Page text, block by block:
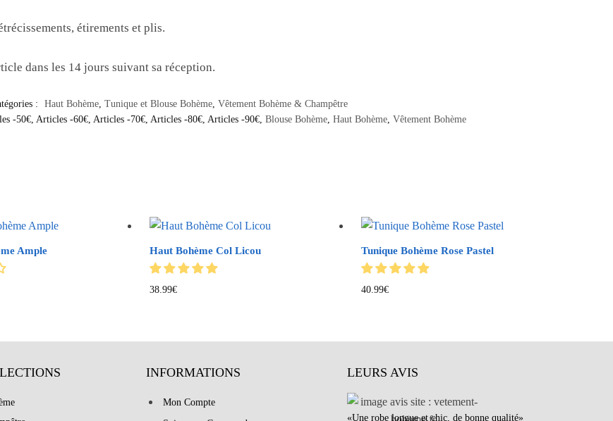
étirements et plis.
dans les 14 jours suivant sa réception.
: Haut Bohème, Tunique et Blouse Bohème, Vêtement Bohème & Champêtre
-50€, Articles -60€, Articles -70€, Articles -80€, Articles -90€, Blouse Bohème, Haut Bohème, Vêtement Bohème
Ample Haut Bohème Col Licou
38.99€
Tunique Bohème Rose Pastel
40.99€
INFORMATIONS
Mon Compte
LEURS AVIS
«Une robe longue et chic, de bonne qualité»